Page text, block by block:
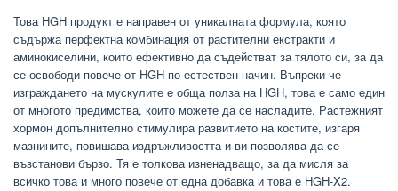
Това HGH продукт е направен от уникалната формула, която
съдържа перфектна комбинация от растителни екстракти и
аминокиселини, които ефективно да съдействат за тялото си, за да
се освободи повече от HGH по естествен начин. Въпреки че
изграждането на мускулите е обща полза на HGH, това е само един
от многото предимства, които можете да се насладите. Растежният
хормон допълнително стимулира развитието на костите, изгаря
мазнините, повишава издръжливостта и ви позволява да се
възстанови бързо. Тя е толкова изненадващо, за да мисля за
всичко това и много повече от една добавка и това е HGH-X2.